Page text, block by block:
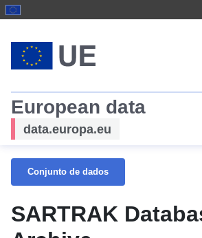
European data
data.europa.eu
Conjunto de dados
SARTRAK